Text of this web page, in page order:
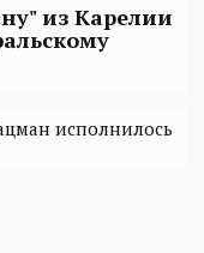
из Карелии
исполнилось